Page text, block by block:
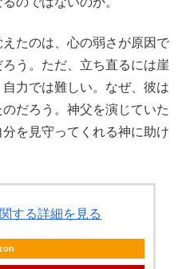
たのは、心の弱さが原因で
う。ただ、立ち直るには崖
力では難しい。なぜ、彼は
だろう。神父を演じていた
を見守ってくれる神に助け
する詳細を見る